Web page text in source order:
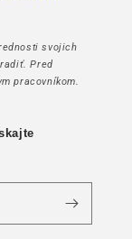
svojich
Pred
pracovníkom.